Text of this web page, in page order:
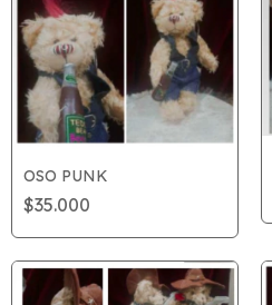
OSO PUNK
$35.000